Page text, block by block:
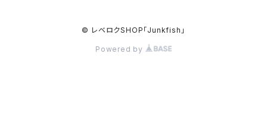
© レベロクSHOP「Junkfish｣
Powered by